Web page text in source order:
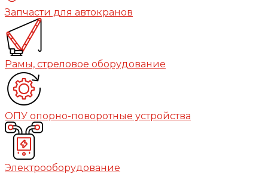
Запчасти для автокранов
Рамы, стреловое оборудование
ОПУ опорно-поворотные устройства
Электрооборудование